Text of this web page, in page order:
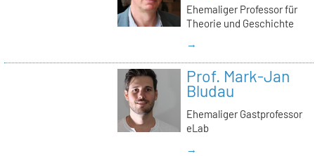
Ehemaliger Professor für
Theorie und Geschichte
→
Prof. Mark-Jan
Bludau
Ehemaliger Gastprofessor
eLab
→